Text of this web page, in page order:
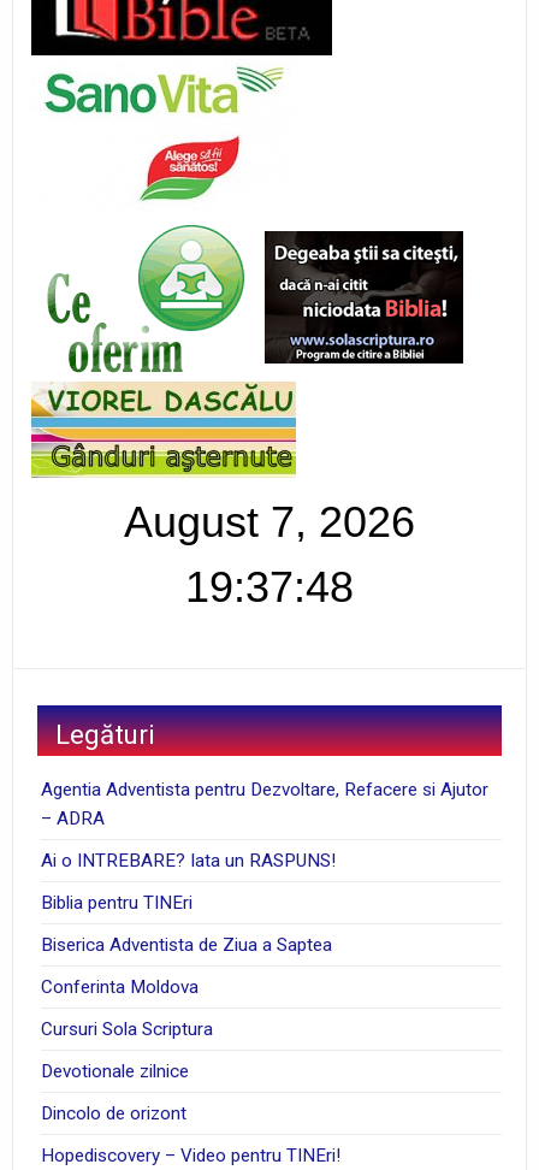
August 7, 2026
19:37:49
Legături
Agentia Adventista pentru Dezvoltare, Refacere si Ajutor
– ADRA
Ai o INTREBARE? Iata un RASPUNS!
Biblia pentru TINEri
Biserica Adventista de Ziua a Saptea
Conferinta Moldova
Cursuri Sola Scriptura
Devotionale zilnice
Dincolo de orizont
Hopediscovery – Video pentru TINEri!